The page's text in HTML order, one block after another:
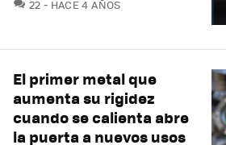
22 HACE 4 AÑOS
El primer metal que
aumenta su rigidez
cuando se calienta abre
la puerta a nuevos usos